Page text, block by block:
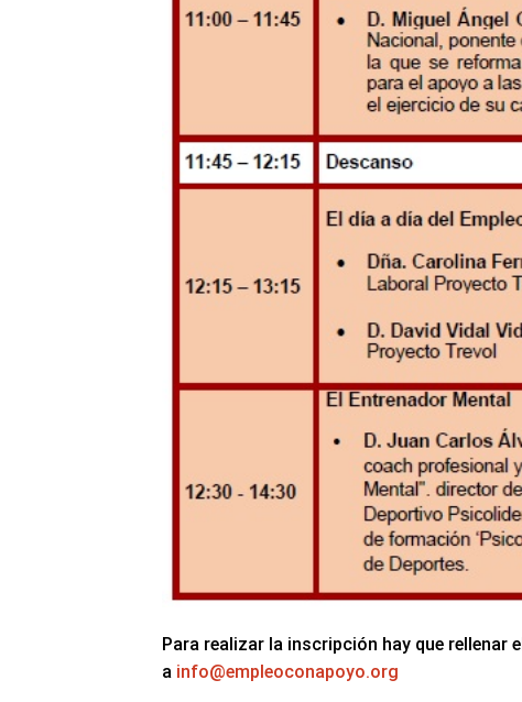
Para realizar la inscripción hay que
a info@empleoconapoyo.org